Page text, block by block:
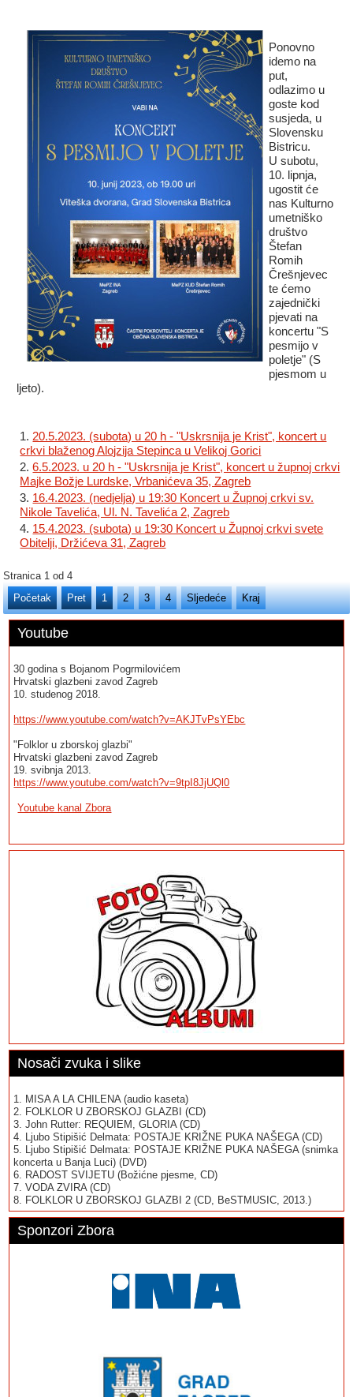
Ponovno
idemo na
put,
odlazimo u
goste kod
susjeda, u
Slovensku
Bistricu.
U subotu,
10. lipnja,
ugostit će
nas Kulturno
umetniško
društvo
Štefan
Romih
Črešnjevec
te ćemo
zajednički
pjevati na
koncertu "S
pesmijo v
poletje" (S
pjesmom u
ljeto).
20.5.2023. (subota) u 20 h - "Uskrsnija je Krist", koncert u
crkvi blaženog Alojzija Stepinca u Velikoj Gorici
6.5.2023. u 20 h - "Uskrsnija je Krist", koncert u župnoj crkvi
Majke Božje Lurdske, Vrbanićeva 35, Zagreb
16.4.2023. (nedjelja) u 19:30 Koncert u Župnoj crkvi sv.
Nikole Tavelića, Ul. N. Tavelića 2, Zagreb
15.4.2023. (subota) u 19:30 Koncert u Župnoj crkvi svete
Obitelji, Držićeva 31, Zagreb
Stranica 1 od 4
Početak
Pret 1 2 3 4 Sljedeće Kraj
Youtube
30 godina s Bojanom Pogrmilovićem
Hrvatski glazbeni zavod Zagreb
10. studenog 2018.
https://www.youtube.com/watch?v=AKJTvPsYEbc
"Folklor u zborskoj glazbi"
Hrvatski glazbeni zavod Zagreb
19. svibnja 2013.
https://www.youtube.com/watch?v=9tpI8JjUQl0
Youtube kanal Zbora
Nosači zvuka i slike
1. MISA A LA CHILENA (audio kaseta)
2. FOLKLOR U ZBORSKOJ GLAZBI (CD)
3. John Rutter: REQUIEM, GLORIA (CD)
4. Ljubo Stipišić Delmata: POSTAJE KRIŽNE PUKA NAŠEGA (CD)
5. Ljubo Stipišić Delmata: POSTAJE KRIŽNE PUKA NAŠEGA (snimka
koncerta u Banja Luci) (DVD)
6. RADOST SVIJETU (Božićne pjesme, CD)
7. VODA ZVIRA (CD)
8. FOLKLOR U ZBORSKOJ GLAZBI 2 (CD, BeSTMUSIC, 2013.)
Sponzori Zbora